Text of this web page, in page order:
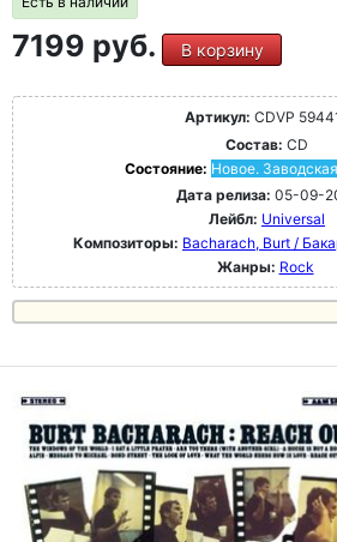
7199 руб. В корзину
Артикул: CDVP
Состав: CD
Состояние: Новое.
Дата релиза: 05-09-
Лейбл: Universal
Композиторы: Bacharach, Burt /
Жанры: Rock